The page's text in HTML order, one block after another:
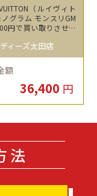
（ルイヴィト
グラム モンスリGM
円で買い取りさせて
ィーズ太田店
額
36,400 円
法